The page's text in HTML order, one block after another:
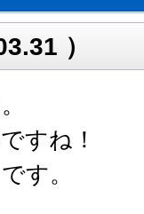
）
すね！
す。